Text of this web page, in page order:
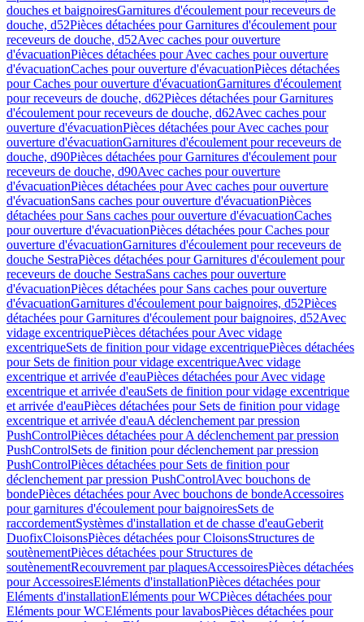
douches et baignoiresGarnitures d'écoulement pour receveurs de
douche, d52Pièces détachées pour Garnitures d'écoulement pour
receveurs de douche, d52Avec caches pour ouverture
d'évacuationPièces détachées pour Avec caches pour ouverture
d'évacuationCaches pour ouverture d'évacuationPièces détachées
pour Caches pour ouverture d'évacuationGarnitures d'écoulement
pour receveurs de douche, d62Pièces détachées pour Garnitures
d'écoulement pour receveurs de douche, d62Avec caches pour
ouverture d'évacuationPièces détachées pour Avec caches pour
ouverture d'évacuationGarnitures d'écoulement pour receveurs de
douche, d90Pièces détachées pour Garnitures d'écoulement pour
receveurs de douche, d90Avec caches pour ouverture
d'évacuationPièces détachées pour Avec caches pour ouverture
d'évacuationSans caches pour ouverture d'évacuationPièces
détachées pour Sans caches pour ouverture d'évacuationCaches
pour ouverture d'évacuationPièces détachées pour Caches pour
ouverture d'évacuationGarnitures d'écoulement pour receveurs de
douche SestraPièces détachées pour Garnitures d'écoulement pour
receveurs de douche SestraSans caches pour ouverture
d'évacuationPièces détachées pour Sans caches pour ouverture
d'évacuationGarnitures d'écoulement pour baignoires, d52Pièces
détachées pour Garnitures d'écoulement pour baignoires, d52Avec
vidage excentriquePièces détachées pour Avec vidage
excentriqueSets de finition pour vidage excentriquePièces détachées
pour Sets de finition pour vidage excentriqueAvec vidage
excentrique et arrivée d'eauPièces détachées pour Avec vidage
excentrique et arrivée d'eauSets de finition pour vidage excentrique
et arrivée d'eauPièces détachées pour Sets de finition pour vidage
excentrique et arrivée d'eauA déclenchement par pression
PushControlPièces détachées pour A déclenchement par pression
PushControlSets de finition pour déclenchement par pression
PushControlPièces détachées pour Sets de finition pour
déclenchement par pression PushControlAvec bouchons de
bondePièces détachées pour Avec bouchons de bondeAccessoires
pour garnitures d'écoulement pour baignoiresSets de
raccordementSystèmes d'installation et de chasse d'eauGeberit
DuofixCloisonsPièces détachées pour CloisonsStructures de
soutènementPièces détachées pour Structures de
soutènementRecouvrement par plaquesAccessoiresPièces détachées
pour AccessoiresEléments d'installationPièces détachées pour
Eléments d'installationEléments pour WCPièces détachées pour
Eléments pour WCEléments pour lavabosPièces détachées pour